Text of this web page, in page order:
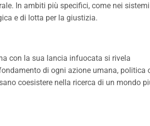
In ambiti più specifici, come nei
e di lotta per la giustizia.
con la sua lancia infuocata si rivela
di ogni azione umana, politica
coesistere nella ricerca di un mondo